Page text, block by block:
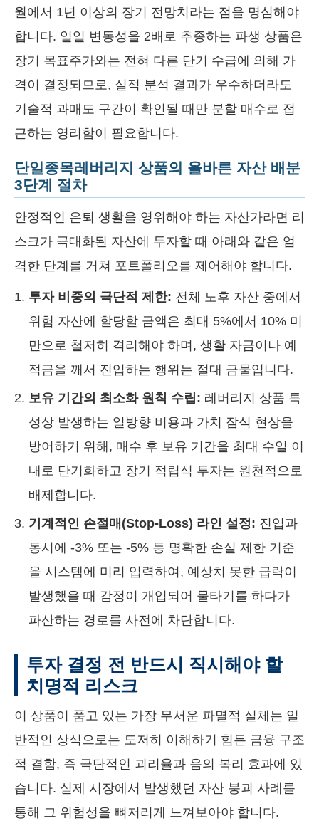
월에서 1년 이상의 장기 전망치라는 점을 명심해야
합니다. 일일 변동성을 2배로 추종하는 파생 상품은
장기 목표주가와는 전혀 다른 단기 수급에 의해 가
격이 결정되므로, 실적 분석 결과가 우수하더라도
기술적 과매도 구간이 확인될 때만 분할 매수로 접
근하는 영리함이 필요합니다.
단일종목레버리지 상품의 올바른 자산 배분
3단계 절차
안정적인 은퇴 생활을 영위해야 하는 자산가라면 리
스크가 극대화된 자산에 투자할 때 아래와 같은 엄
격한 단계를 거쳐 포트폴리오를 제어해야 합니다.
투자 비중의 극단적 제한: 전체 노후 자산 중에서
위험 자산에 할당할 금액은 최대 5%에서 10% 미
만으로 철저히 격리해야 하며, 생활 자금이나 예
적금을 깨서 진입하는 행위는 절대 금물입니다.
보유 기간의 최소화 원칙 수립: 레버리지 상품 특
성상 발생하는 일방향 비용과 가치 잠식 현상을
방어하기 위해, 매수 후 보유 기간을 최대 수일 이
내로 단기화하고 장기 적립식 투자는 원천적으로
배제합니다.
기계적인 손절매(Stop-Loss) 라인 설정: 진입과
동시에 -3% 또는 -5% 등 명확한 손실 제한 기준
을 시스템에 미리 입력하여, 예상치 못한 급락이
발생했을 때 감정이 개입되어 물타기를 하다가
파산하는 경로를 사전에 차단합니다.
투자 결정 전 반드시 직시해야 할
치명적 리스크
이 상품이 품고 있는 가장 무서운 파멸적 실체는 일
반적인 상식으로는 도저히 이해하기 힘든 금융 구조
적 결함, 즉 극단적인 괴리율과 음의 복리 효과에 있
습니다. 실제 시장에서 발생했던 자산 붕괴 사례를
통해 그 위험성을 뼈저리게 느껴보아야 합니다.